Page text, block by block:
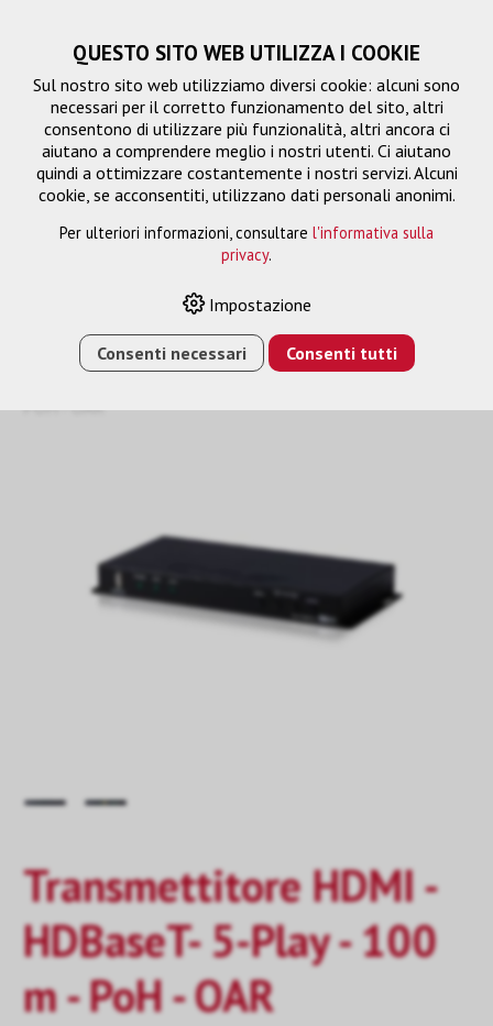
Gestione del segnale
› E-SHOP › GESTIONE DEL SEGNALE
POH - OAR
Transmettitore HDMI -
HDBaseT- 5-Play - 100
m - PoH - OAR
QUESTO SITO WEB UTILIZZA I COOKIE
Sul nostro sito web utilizziamo diversi cookie: alcuni sono
necessari per il corretto funzionamento del sito, altri
consentono di utilizzare più funzionalità, altri ancora ci
aiutano a comprendere meglio i nostri utenti. Ci aiutano
quindi a ottimizzare costantemente i nostri servizi. Alcuni
cookie, se acconsentiti, utilizzano dati personali anonimi.
Per ulteriori informazioni, consultare l'informativa sulla
privacy.
Impostazione
Consenti necessari Consenti tutti